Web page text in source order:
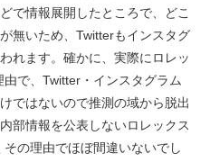
で情報展開したところで、どこ
無いため、Twitterもインスタグ
れます。確かに、実際にロレッ
で、Twitter・インスタグラム
ではないので推測の域から脱出
部情報を公表しないロレックス
その理由でほぼ間違いないでし